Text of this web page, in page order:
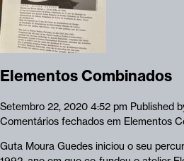
Elementos Combinados
Setembro 22, 2020 4:52 pm Published
Comentários fechados em Elementos
Guta Moura Guedes iniciou o seu